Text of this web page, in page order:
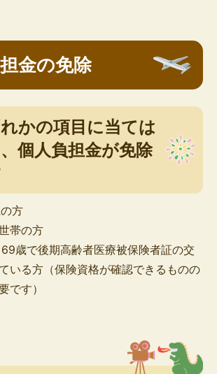
金の免除
かの項目に当ては
個人負担金が免除
方
帯の方
歳で後期高齢者医療被保険者証の交
いる方（保険資格が確認できるものの
です）